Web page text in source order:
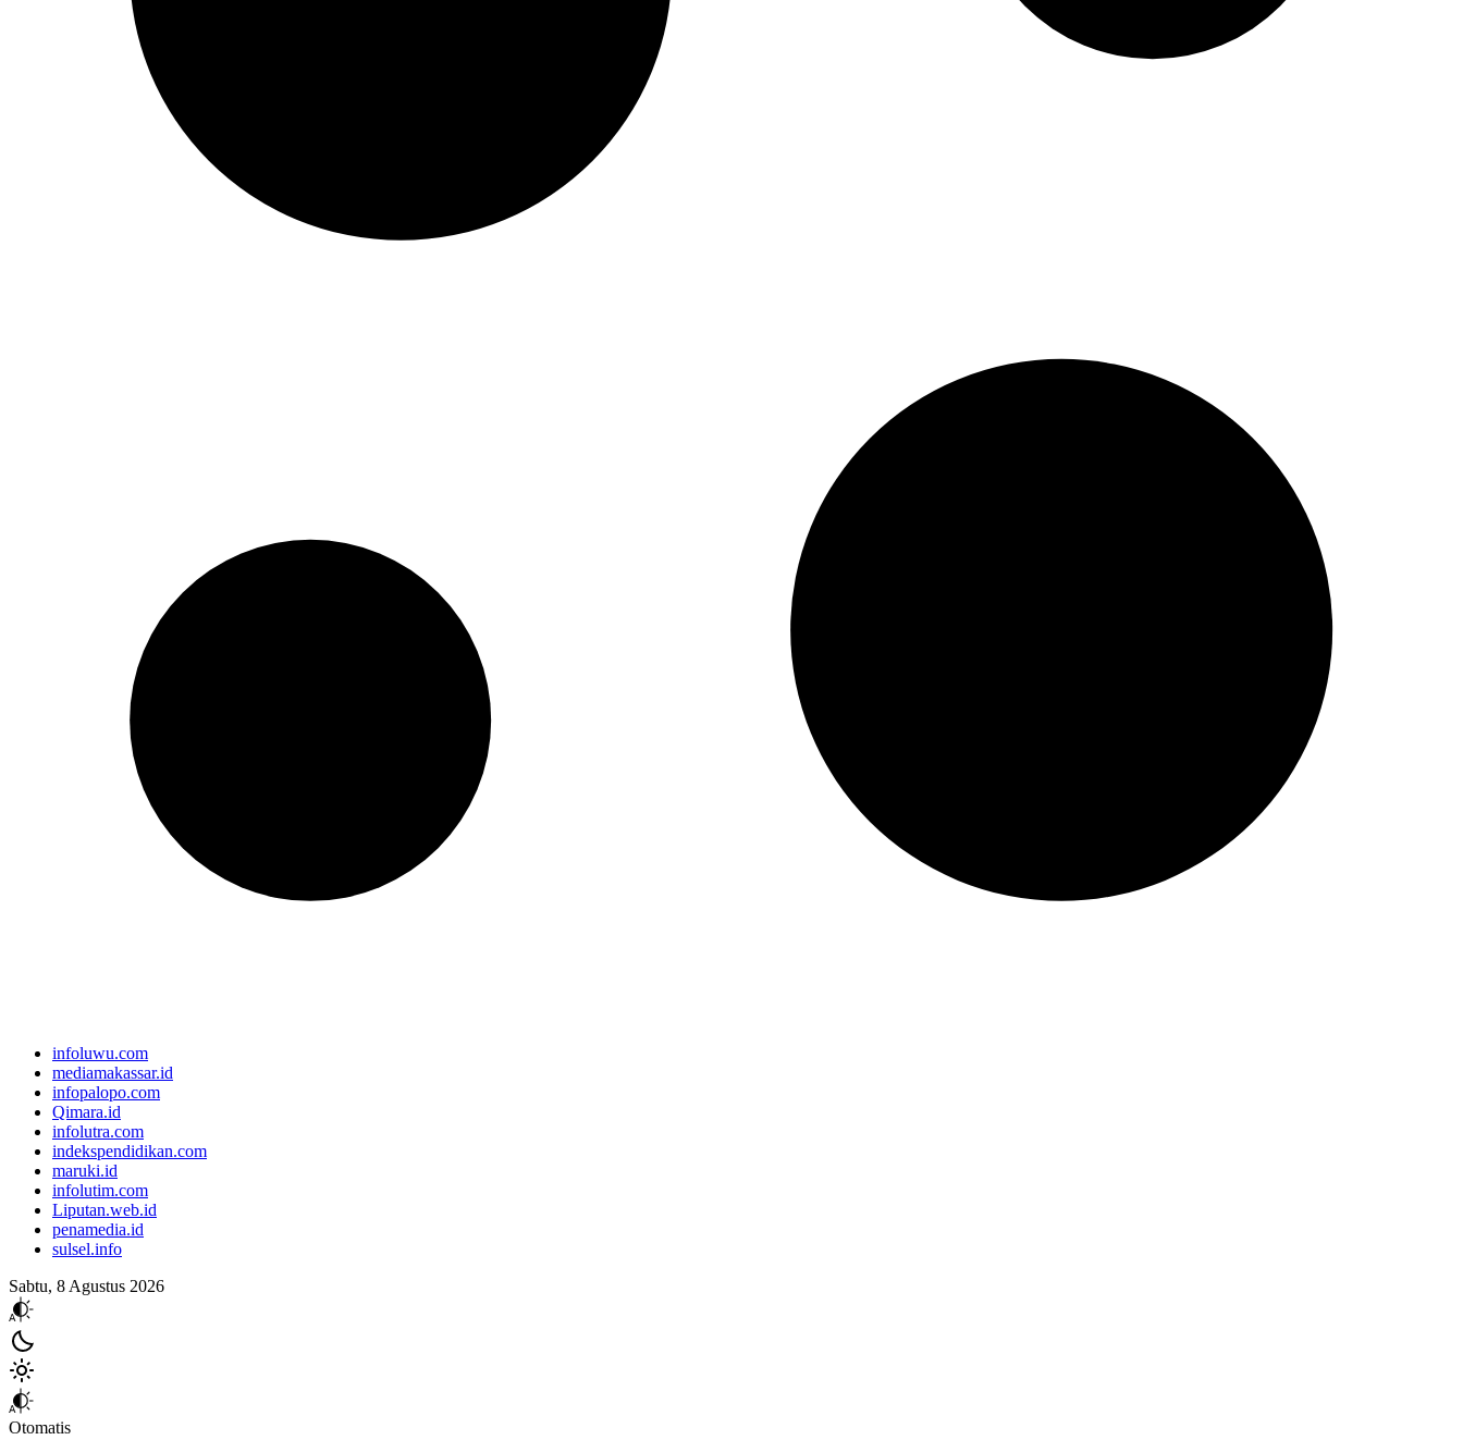
infoluwu.com
mediamakassar.id
infopalopo.com
Qimara.id
infolutra.com
indekspendidikan.com
maruki.id
infolutim.com
Liputan.web.id
penamedia.id
sulsel.info
Sabtu, 8 Agustus 2026
Otomatis